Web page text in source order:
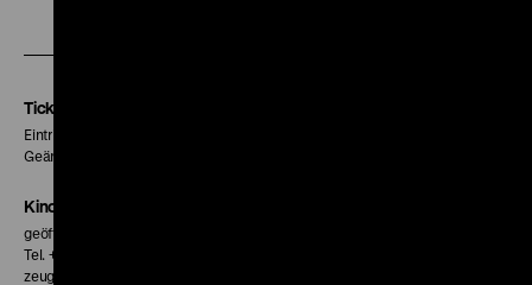
Tickets
Eintritt 5 €
Geänderte Preise sind im Programm vermerkt.
Kinokasse
geöffnet 30 Minuten vor Beginn der ersten Vorstellung
Tel. + 49 30 20304-770
zeughauskino@dhm.de